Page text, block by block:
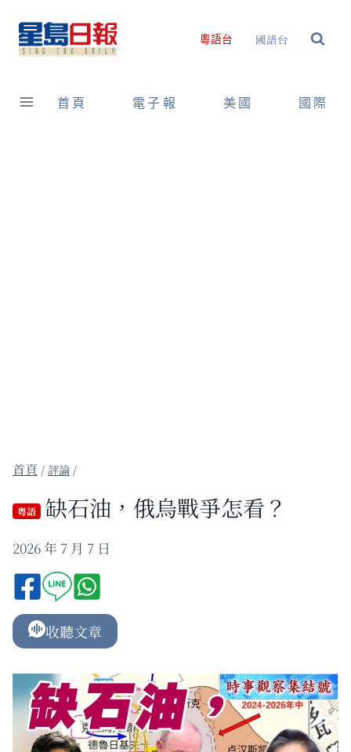
content
粵語台 國語台
首頁 電子報 美國 國際
/ 評論 /
粵語 缺石油，俄烏戰爭怎看？
2026 年 7 月 7 日
收聽文章